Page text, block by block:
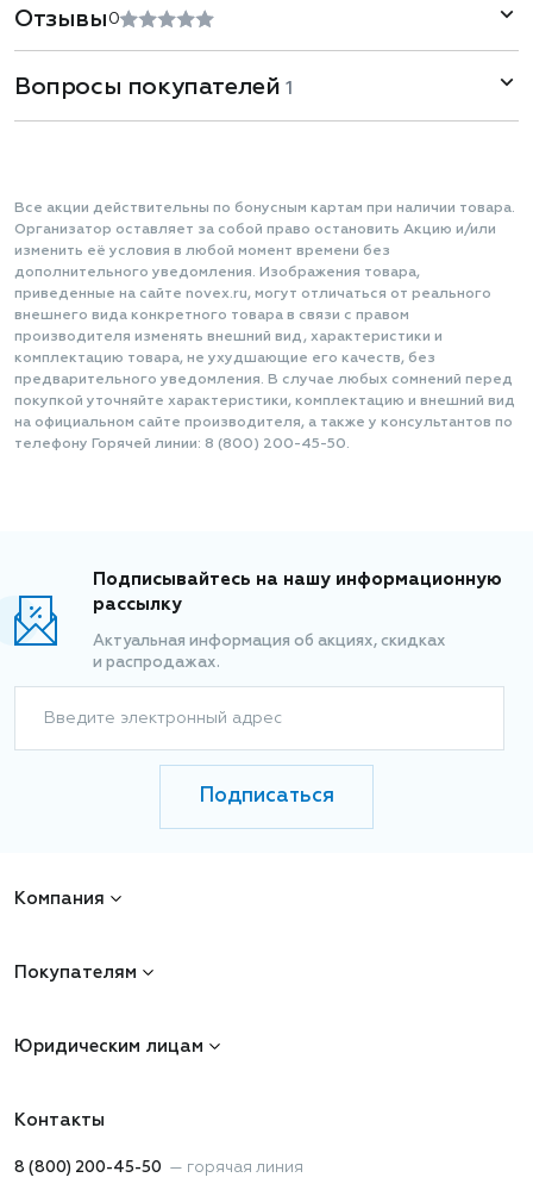
Отзывы 0
Вопросы покупателей 1
Все акции действительны по бонусным картам при наличии товара.
Организатор оставляет за собой право остановить Акцию и/или
изменить её условия в любой момент времени без
дополнительного уведомления. Изображения товара,
приведенные на сайте novex.ru, могут отличаться от реального
внешнего вида конкретного товара в связи с правом
производителя изменять внешний вид, характеристики и
комплектацию товара, не ухудшающие его качеств, без
предварительного уведомления. В случае любых сомнений перед
покупкой уточняйте характеристики, комплектацию и внешний вид
на официальном сайте производителя, а также у консультантов по
телефону Горячей линии: 8 (800) 200-45-50.
Подписывайтесь на нашу информационную
рассылку
Актуальная информация об акциях, скидках
и распродажах.
Введите электронный адрес
Подписаться
Компания
Покупателям
Юридическим лицам
Контакты
8 (800) 200-45-50 — горячая линия